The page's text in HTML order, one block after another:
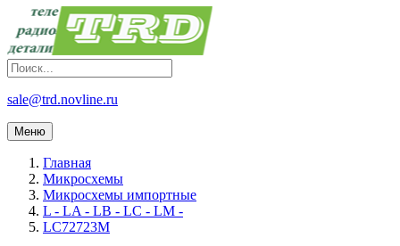
sale@trd.novline.ru
Меню
Главная
Микросхемы
Микросхемы импортные
L - LA - LB - LC - LM -
LC72723M